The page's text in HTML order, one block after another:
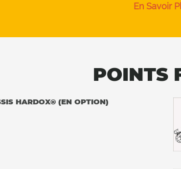
En Savoir
POINTS
HARDOX® (EN OPTION)